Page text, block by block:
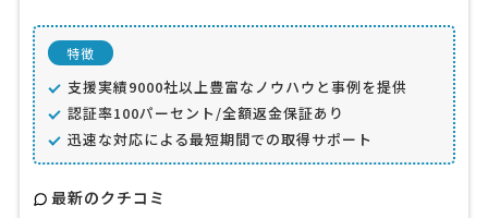
特徴
支援実績9000社以上豊富なノウハウと事例を提供
認証率100パーセント/全額返金保証あり
迅速な対応による最短期間での取得サポート
最新のクチコミ